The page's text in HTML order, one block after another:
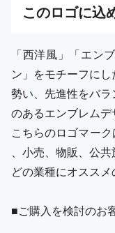
このロゴに込
「西洋風」「エン
ン」をモチーフにし
勢い、先進性をバ
のあるエンブレムデ
こちらのロゴマー
、小売、物販、公
どの業種にオススメ
■ご購入を検討のお